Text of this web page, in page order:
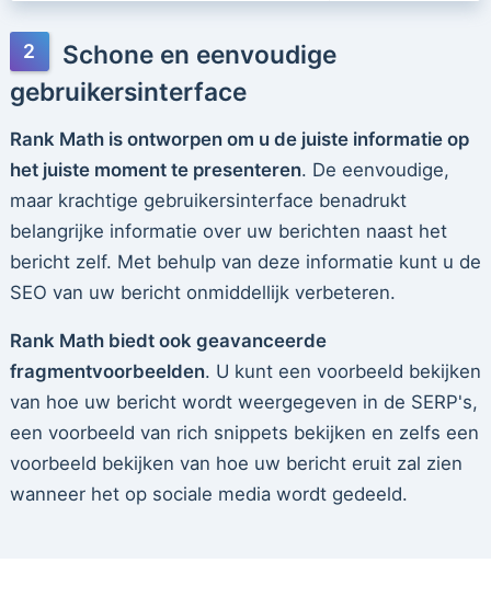
Schone en eenvoudige
gebruikersinterface
Rank Math is ontworpen om u de juiste informatie op
het juiste moment te presenteren. De eenvoudige,
maar krachtige gebruikersinterface benadrukt
belangrijke informatie over uw berichten naast het
bericht zelf. Met behulp van deze informatie kunt u de
SEO van uw bericht onmiddellijk verbeteren.
Rank Math biedt ook geavanceerde
fragmentvoorbeelden. U kunt een voorbeeld bekijken
van hoe uw bericht wordt weergegeven in de SERP's,
een voorbeeld van rich snippets bekijken en zelfs een
voorbeeld bekijken van hoe uw bericht eruit zal zien
wanneer het op sociale media wordt gedeeld.